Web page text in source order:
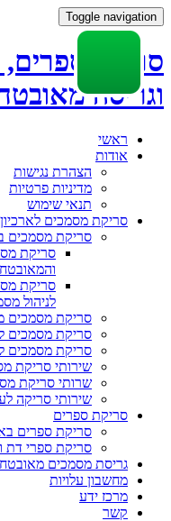
Toggle navigation
סריקת
וגריסה
Skip
ראשי
אודות
הצהרת נגישות
מדיניות פרטיות
תנאי שימוש
סריקת מסמכים לארכיון
סריקת מסמכים
סריקת
סריקת
לניהול
סריקת מסמכים
סריקת מסמכים
סריקת מסמכים
שירותי סריקת
שרותי סריקת
שירותי סריקה
סריקת ספרים
סריקת ספרים
סריקת ספרי דת
גריסת מסמכים
מחשבון עלויות
מרכז ידע
קשר